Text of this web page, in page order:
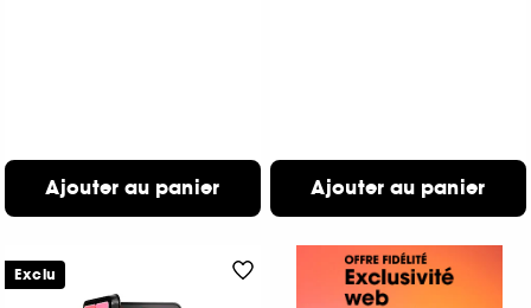
Ajouter au panier Ajouter au panier
Exclu